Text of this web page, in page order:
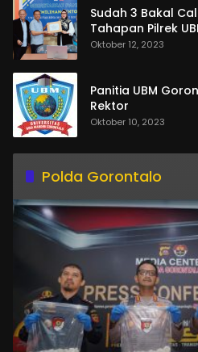
Sudah 3 Bakal
Tahapan Pilrek
Oktober 12, 2023
Panitia UBM
Rektor
Oktober 10, 2023
Polda Gorontalo